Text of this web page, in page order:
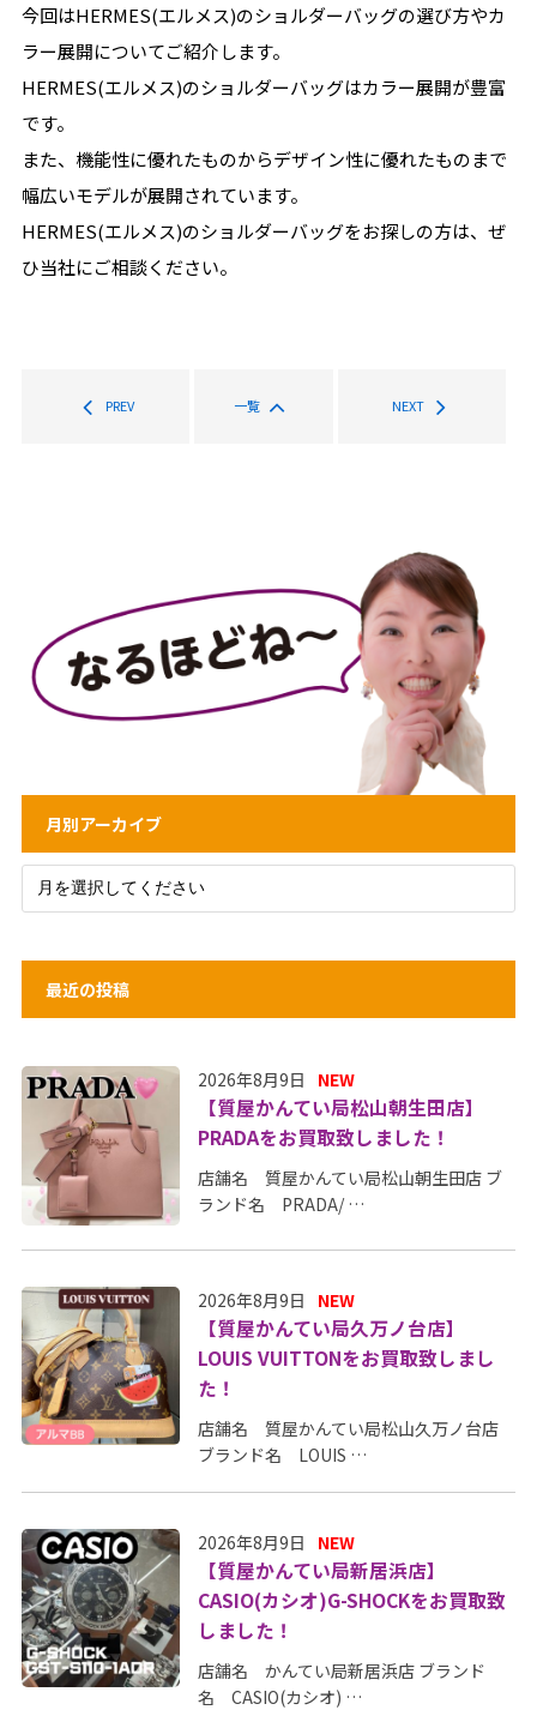
今回はHERMES(エルメス)のショルダーバッグの選び方やカ
ラー展開についてご紹介します。
HERMES(エルメス)のショルダーバッグはカラー展開が豊富
です。
また、機能性に優れたものからデザイン性に優れたものまで
幅広いモデルが展開されています。
HERMES(エルメス)のショルダーバッグをお探しの方は、ぜ
ひ当社にご相談ください。
PREV 一覧 NEXT
月別アーカイブ
最近の投稿
2026年8月9日 NEW
【質屋かんてい局松山朝生田店】
PRADAをお買取致しました！
店舗名 質屋かんてい局松山朝生田店 ブ
ランド名 PRADA/ …
2026年8月9日 NEW
【質屋かんてい局久万ノ台店】
LOUIS VUITTONをお買取致しまし
た！
店舗名 質屋かんてい局松山久万ノ台店
ブランド名 LOUIS …
2026年8月9日 NEW
【質屋かんてい局新居浜店】
CASIO(カシオ)G-SHOCKをお買取致
しました！
店舗名 かんてい局新居浜店 ブランド
名 CASIO(カシオ) …